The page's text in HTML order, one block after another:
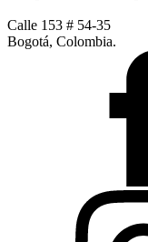
Calle 153 # 54-35
Bogotá, Colombia.